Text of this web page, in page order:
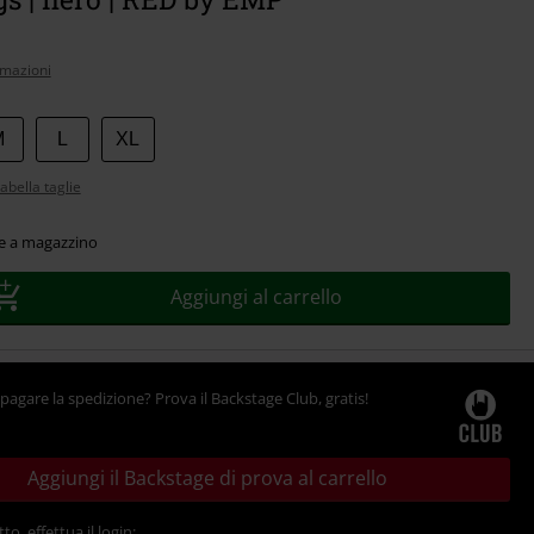
XL
taglie
a magazzino
Aggiungi al carrello
la spedizione? Prova il Backstage Club, gratis!
Aggiungi il Backstage di prova al carrello